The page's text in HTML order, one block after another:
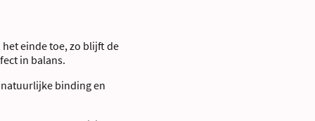
het einde toe, zo blijft de
in balans.
binding en